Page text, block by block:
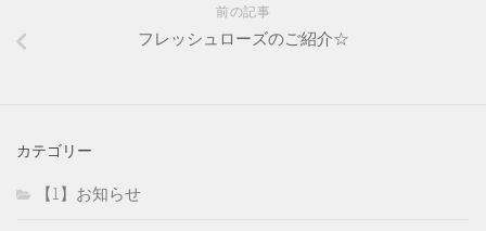
前の記事
フレッシュローズのご紹介☆
カテゴリー
【1】お知らせ